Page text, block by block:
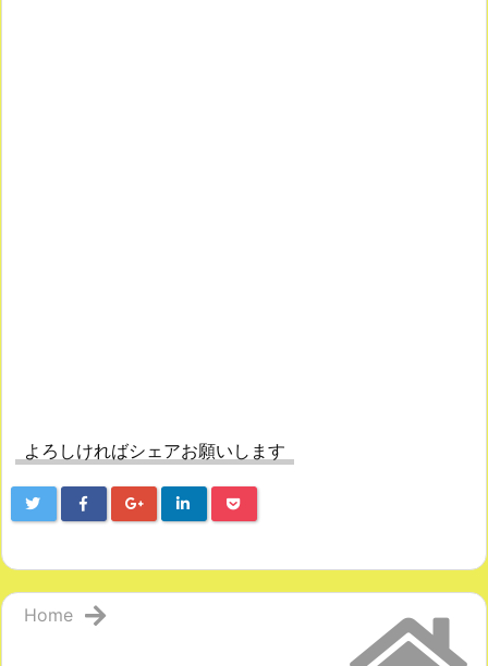
よろしければシェアお願いします
Home